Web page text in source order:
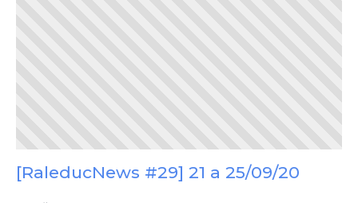
[RaleducNews #29] 21 a 25/09/20